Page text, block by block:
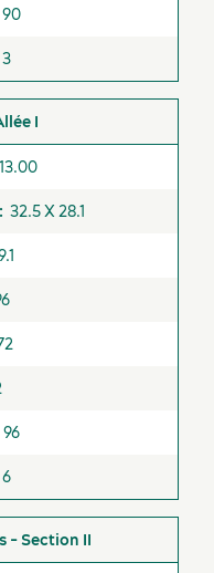
90
3
I
32.5 X 28.1
96
6
- Section II